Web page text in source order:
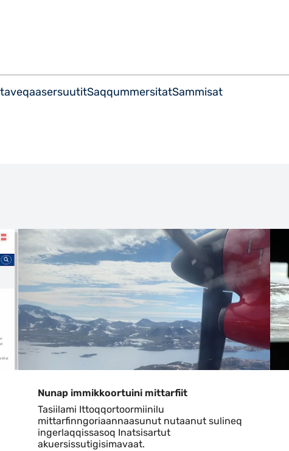
SaqqummersitatSammisat
Nunap immikkoortuini mittarfiit
Tasiilami Ittoqqortoormiinilu
mittarfinngoriaannaasunut nutaanut sulineq
ingerlaqqissasoq Inatsisartut
akuersissutigisimavaat.